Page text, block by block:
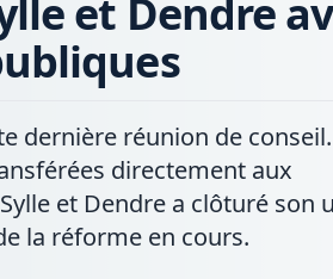
et Dendre
dernière réunion de
directement aux
et Dendre a clôturé son
la réforme en cours.